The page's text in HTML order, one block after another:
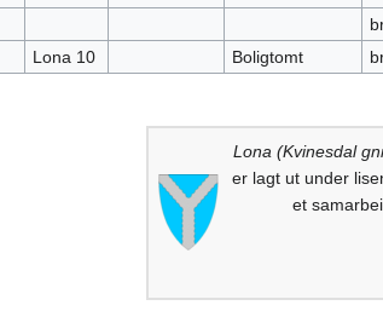
Lona 10 Boligtomt
Lona (Kvinesdal
er lagt ut under
et